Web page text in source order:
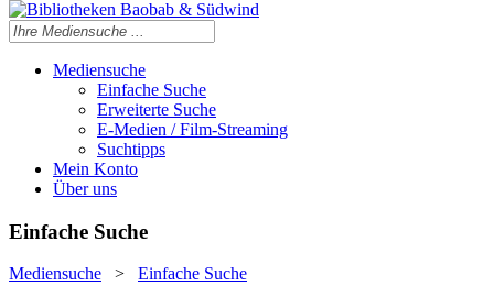
Mediensuche
Einfache Suche
Erweiterte Suche
E-Medien / Film-Streaming
Suchtipps
Mein Konto
Über uns
Einfache Suche
Mediensuche > Einfache Suche